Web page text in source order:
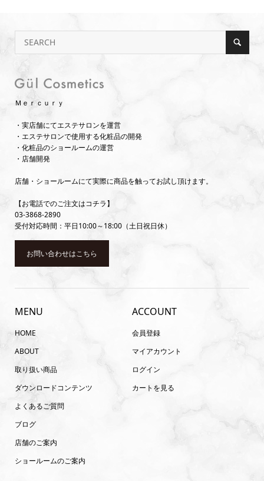
Ｍｅｒｃｕｒｙ
・実店舗にてエステサロンを運営
・エステサロンで使用する化粧品の開発
・化粧品のショールームの運営
・店舗開発
店舗・ショールームにて実際に商品を触ってお試し頂けます。
【お電話でのご注文はコチラ】
03-3868-2890
受付対応時間：平日10:00～18:00（土日祝日休）
お問い合わせはこちら
MENU
HOME
ABOUT
取り扱い商品
ダウンロードコンテンツ
よくあるご質問
ブログ
店舗のご案内
ショールームのご案内
ACCOUNT
会員登録
マイアカウント
ログイン
カートを見る